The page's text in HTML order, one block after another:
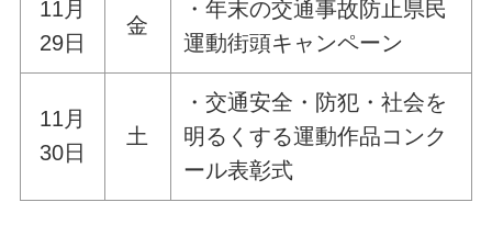
11月
29日
金
・年末の交通事故防止県民
運動街頭キャンペーン
11月
30日
土
・交通安全・防犯・社会を
明るくする運動作品コンク
ール表彰式